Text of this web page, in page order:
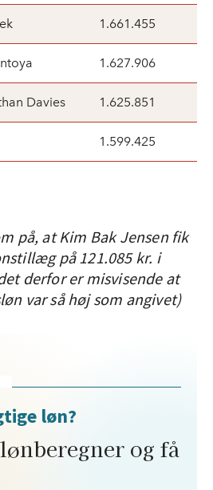
1.661.455
1.627.906
Davies 1.625.851
1.599.425
på, at Kim Bak Jensen fik
på 121.085 kr. i
derfor er misvisende at
var så høj som angivet)
løn?
og få